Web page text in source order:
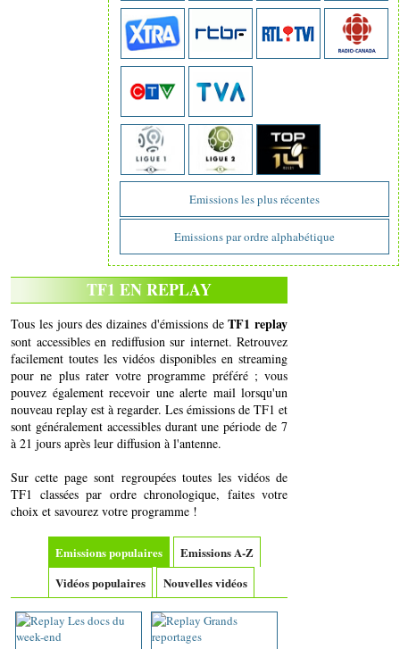
Emissions les plus récentes
Emissions par ordre alphabétique
TF1 EN REPLAY
Tous les jours des dizaines d'émissions deTF1 replay
sont accessibles en rediffusion sur internet. Retrouvez
facilement toutes les vidéos disponibles en streaming
pour ne plus rater votre programme préféré ; vous
pouvez également recevoir une alerte mail lorsqu'un
nouveau replay est à regarder. Les émissions de TF1 et
sont généralement accessibles durant une période de 7
à 21 jours après leur diffusion à l'antenne.
Sur cette page sont regroupées toutes les vidéos de
TF1 classées par ordre chronologique, faites votre
choix et savourez votre programme !
Emissions populaires
Emissions A-Z
Vidéos populaires
Nouvelles vidéos